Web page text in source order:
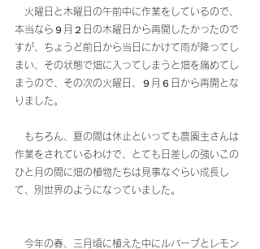
火曜日と木曜日の午前中に作業をしているので、
本当なら９月２日の木曜日から再開したかったので
すが、ちょうど前日から当日にかけて雨が降ってし
まい、その状態で畑に入ってしまうと畑を痛めてし
まうので、その次の火曜日、９月６日から再開とな
りました。
もちろん、夏の間は休止といっても農園主さんは
作業をされているわけで、とても日差しの強いこの
ひと月の間に畑の植物たちは見事なぐらい成長し
て、別世界のようになっていました。
今年の春、三月頃に植えた中にルバーブとレモン